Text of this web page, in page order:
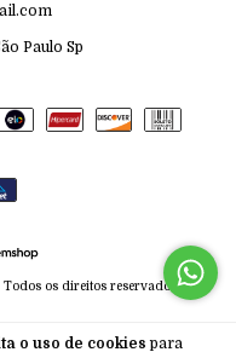
o uso de cookies para
Paulo Sp
os direitos reservados.